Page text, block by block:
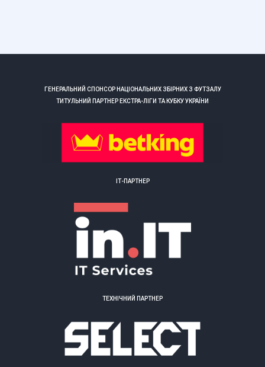
ГЕНЕРАЛЬНИЙ СПОНСОР НАЦІОНАЛЬНИХ ЗБІРНИХ З ФУТЗАЛУ
ТИТУЛЬНИЙ ПАРТНЕР ЕКСТРА-ЛІГИ ТА КУБКУ УКРАЇНИ
ІТ-ПАРТНЕР
ТЕХНІЧНИЙ ПАРТНЕР